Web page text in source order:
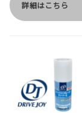
詳細はこちら